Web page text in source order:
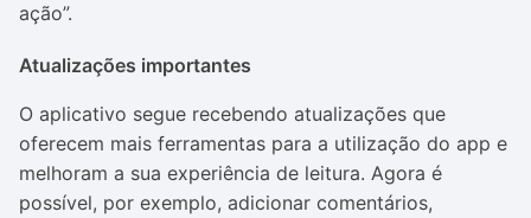
ação”.
Atualizações importantes
O aplicativo segue recebendo atualizações que
oferecem mais ferramentas para a utilização do app e
melhoram a sua experiência de leitura. Agora é
possível, por exemplo, adicionar comentários,